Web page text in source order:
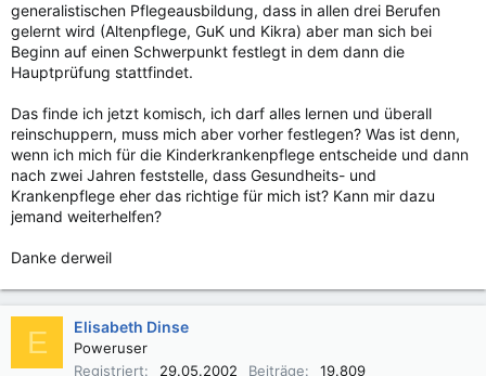
generalistischen Pflegeausbildung, dass in allen drei Berufen
gelernt wird (Altenpflege, GuK und Kikra) aber man sich bei
Beginn auf einen Schwerpunkt festlegt in dem dann die
Hauptprüfung stattfindet.
Das finde ich jetzt komisch, ich darf alles lernen und überall
reinschuppern, muss mich aber vorher festlegen? Was ist denn,
wenn ich mich für die Kinderkrankenpflege entscheide und dann
nach zwei Jahren feststelle, dass Gesundheits- und
Krankenpflege eher das richtige für mich ist? Kann mir dazu
jemand weiterhelfen?
Danke derweil
E Elisabeth Dinse
Poweruser
Registriert
29.05.2002 Beiträge 19.809